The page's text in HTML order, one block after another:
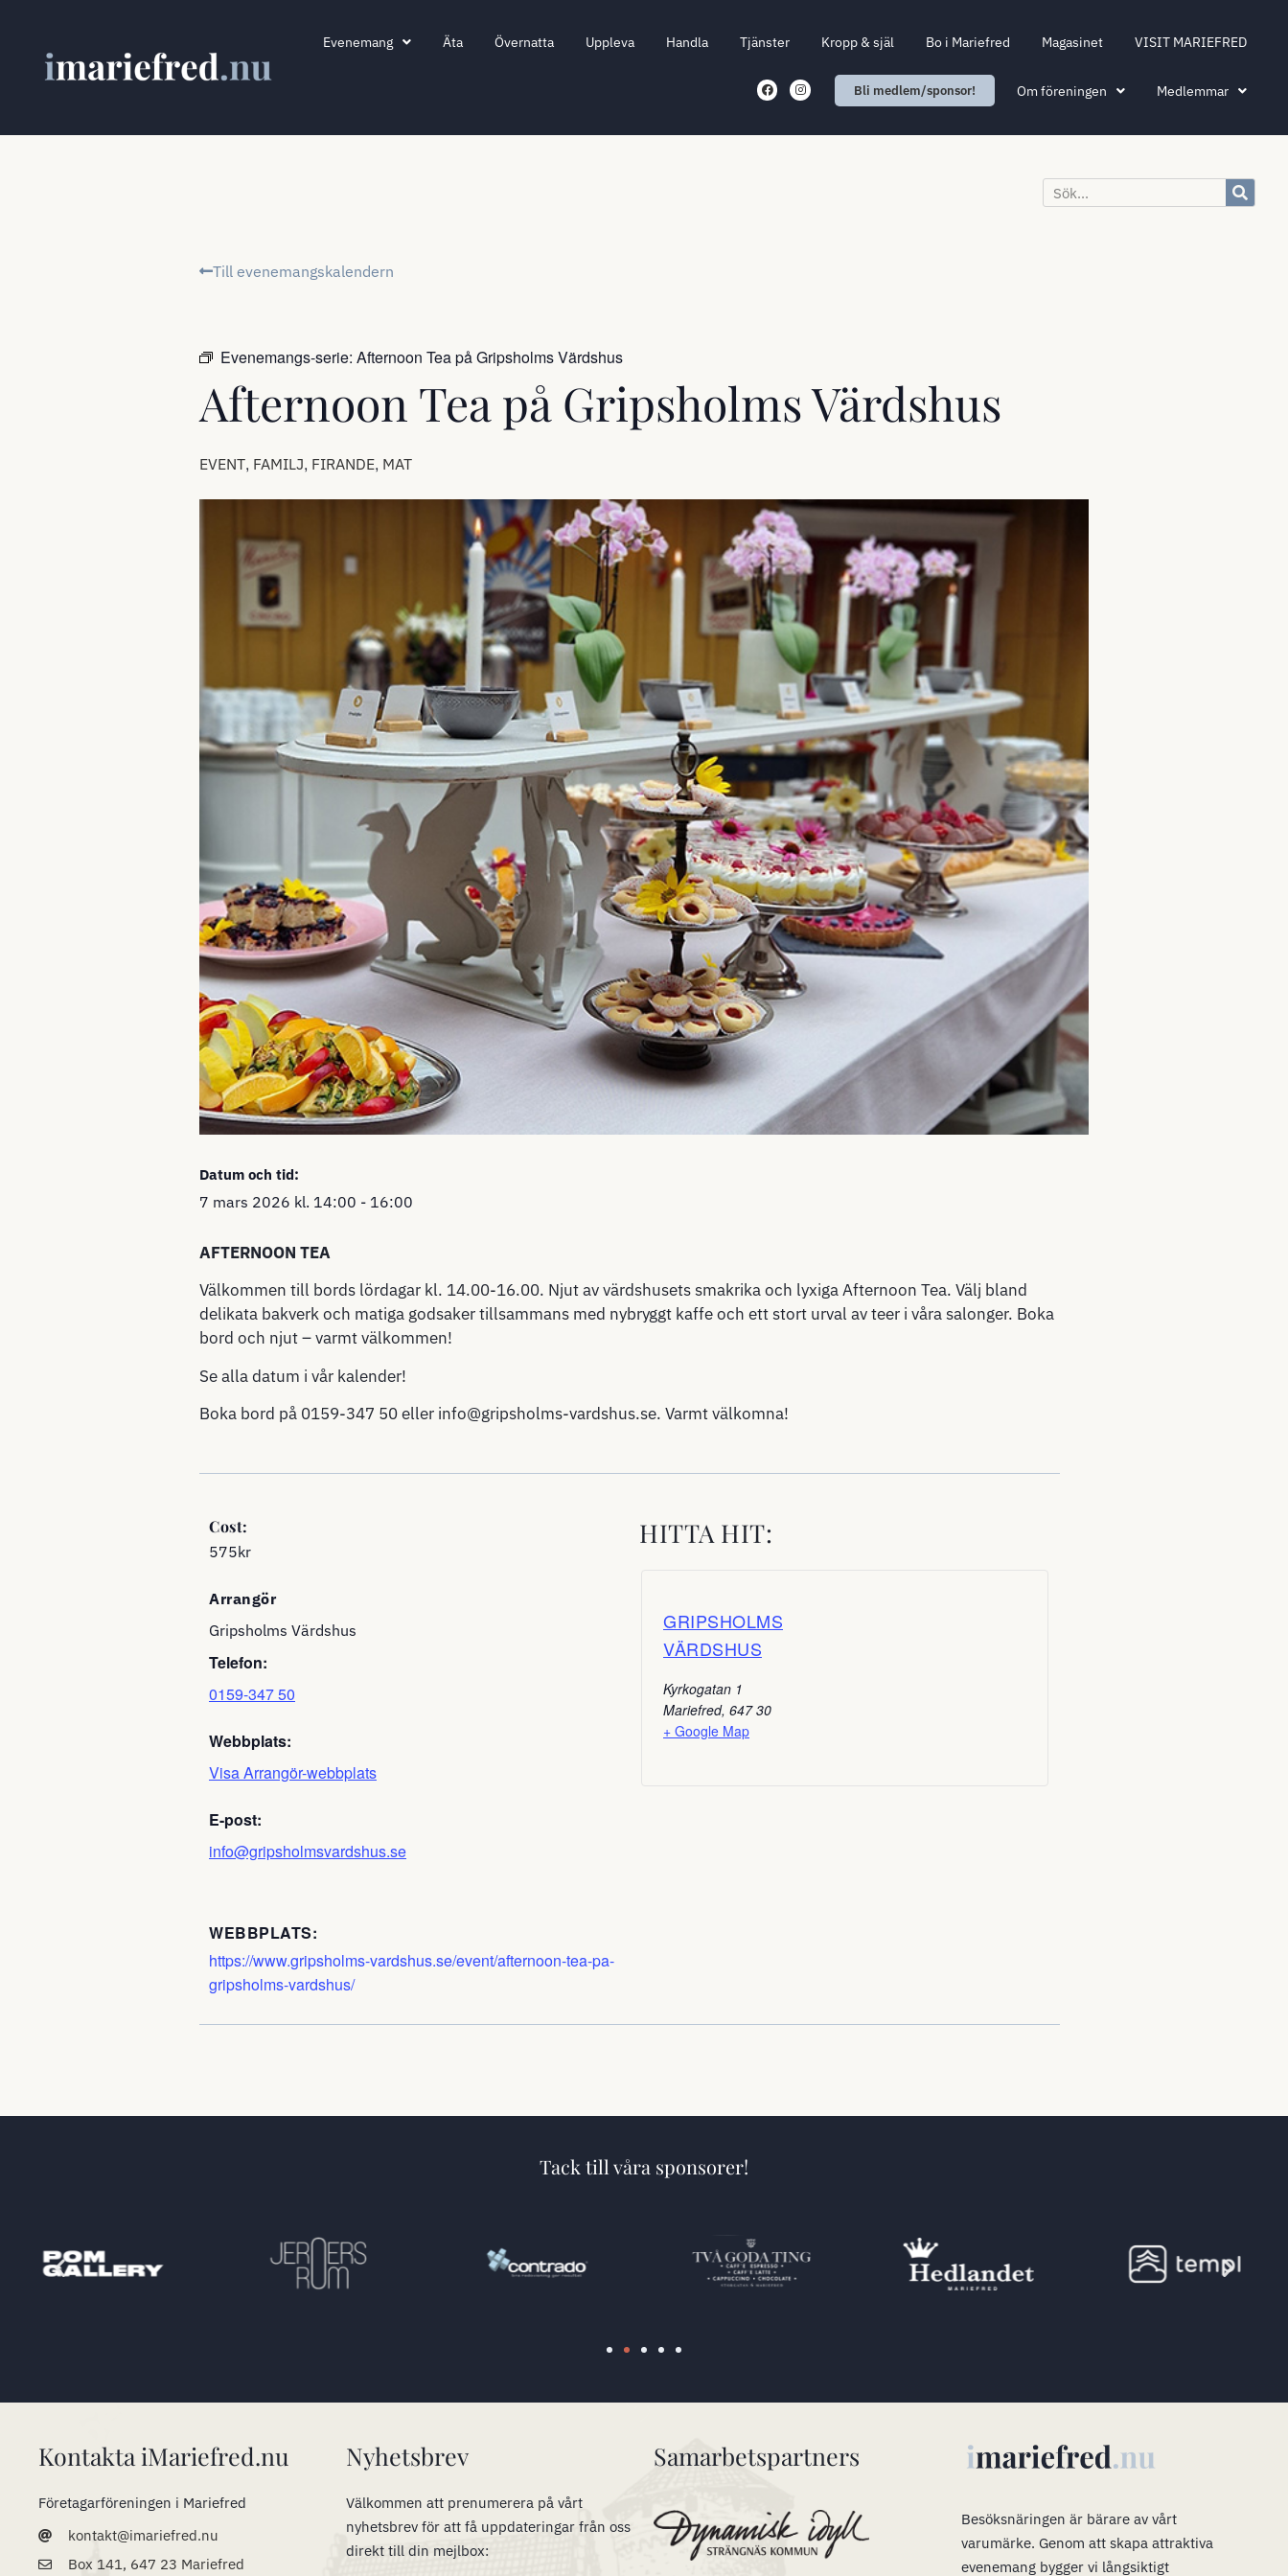
Evenemang Äta Övernatta Uppleva Handla Tjänster Kropp & själ Bo i Mariefred Magasinet VISIT MARIEFRED
Bli medlem/sponsor! Om föreningen Medlemmar
Till evenemangskalendern
Evenemangs-serie: Afternoon Tea på Gripsholms Värdshus
Afternoon Tea på Gripsholms Värdshus
EVENT, FAMILJ, FIRANDE, MAT
Datum och tid:
7 mars 2026 kl. 14:00 - 16:00
AFTERNOON TEA
Välkommen till bords lördagar kl. 14.00-16.00. Njut av värdshusets smakrika och lyxiga Afternoon Tea. Välj bland
delikata bakverk och matiga godsaker tillsammans med nybryggt kaffe och ett stort urval av teer i våra salonger. Boka
bord och njut – varmt välkommen!
Se alla datum i vår kalender!
Boka bord på 0159-347 50eller info@gripsholms-vardshus.se. Varmt välkomna!
Cost:
575kr
Arrangör
Gripsholms Värdshus
Telefon:
0159-347 50
Webbplats:
Visa Arrangör-webbplats
E-post:
info@gripsholmsvardshus.se
WEBBPLATS:
https://www.gripsholms-vardshus.se/event/afternoon-tea-pa-
gripsholms-vardshus/
HITTA HIT:
GRIPSHOLMS
VÄRDSHUS
Kyrkogatan 1
Mariefred, 647 30
+ Google Map
Tack till våra sponsorer!
Kontakta iMariefred.nu
Företagarföreningen i Mariefred
kontakt@imariefred.nu
Box 141, 647 23 Mariefred
Nyhetsbrev
Välkommen att prenumerera på vårt
nyhetsbrev för att få uppdateringar från oss
direkt till din mejlbox:
Samarbetspartners
Besöksnäringen är bärare av vårt
varumärke. Genom att skapa attraktiva
evenemang bygger vi långsiktigt